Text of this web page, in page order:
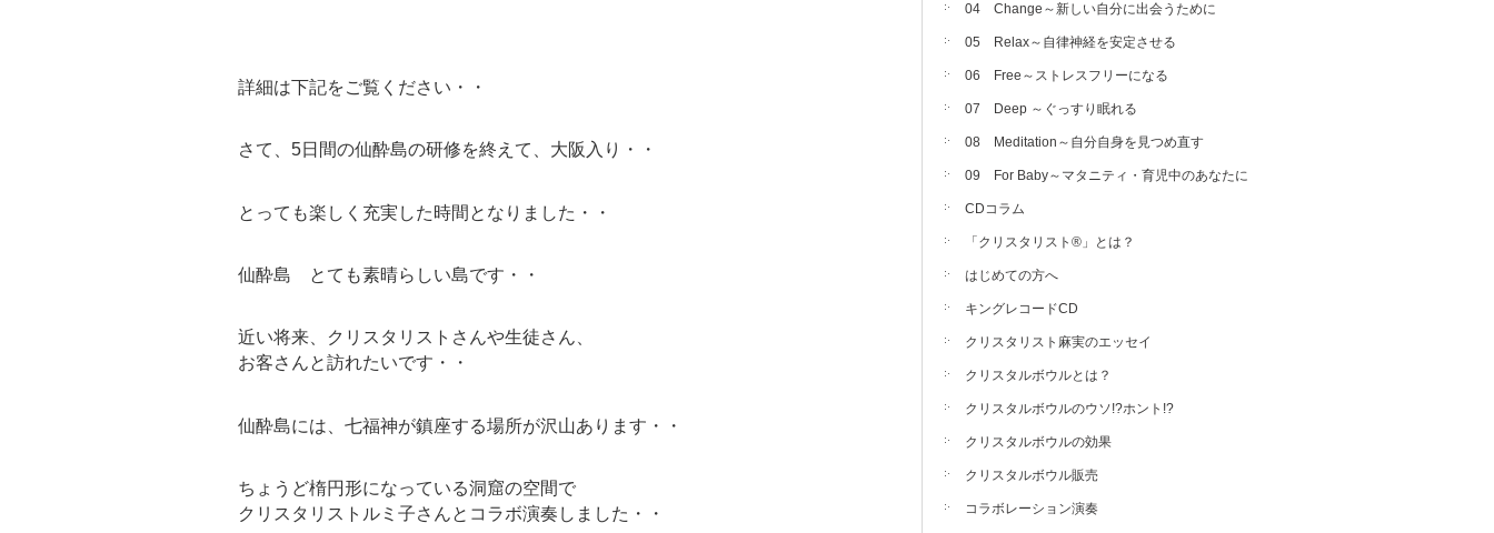
詳細は下記をご覧ください・・
さて、5日間の仙酔島の研修を終えて、大阪入り・・
とっても楽しく充実した時間となりました・・
仙酔島 とても素晴らしい島です・・
近い将来、クリスタリストさんや生徒さん、
お客さんと訪れたいです・・
仙酔島には、七福神が鎮座する場所が沢山あります・・
ちょうど楕円形になっている洞窟の空間で
クリスタリストルミ子さんとコラボ演奏しました・・
04 Change～新しい自分に出会うために
05 Relax～自律神経を安定させる
06 Free～ストレスフリーになる
07 Deep ～ぐっすり眠れる
08 Meditation～自分自身を見つめ直す
09 For Baby～マタニティ・育児中のあなたに
CDコラム
「クリスタリスト®」とは？
はじめての方へ
キングレコードCD
クリスタリスト麻実のエッセイ
クリスタルボウルとは？
クリスタルボウルのウソ!?ホント!?
クリスタルボウルの効果
クリスタルボウル販売
コラボレーション演奏